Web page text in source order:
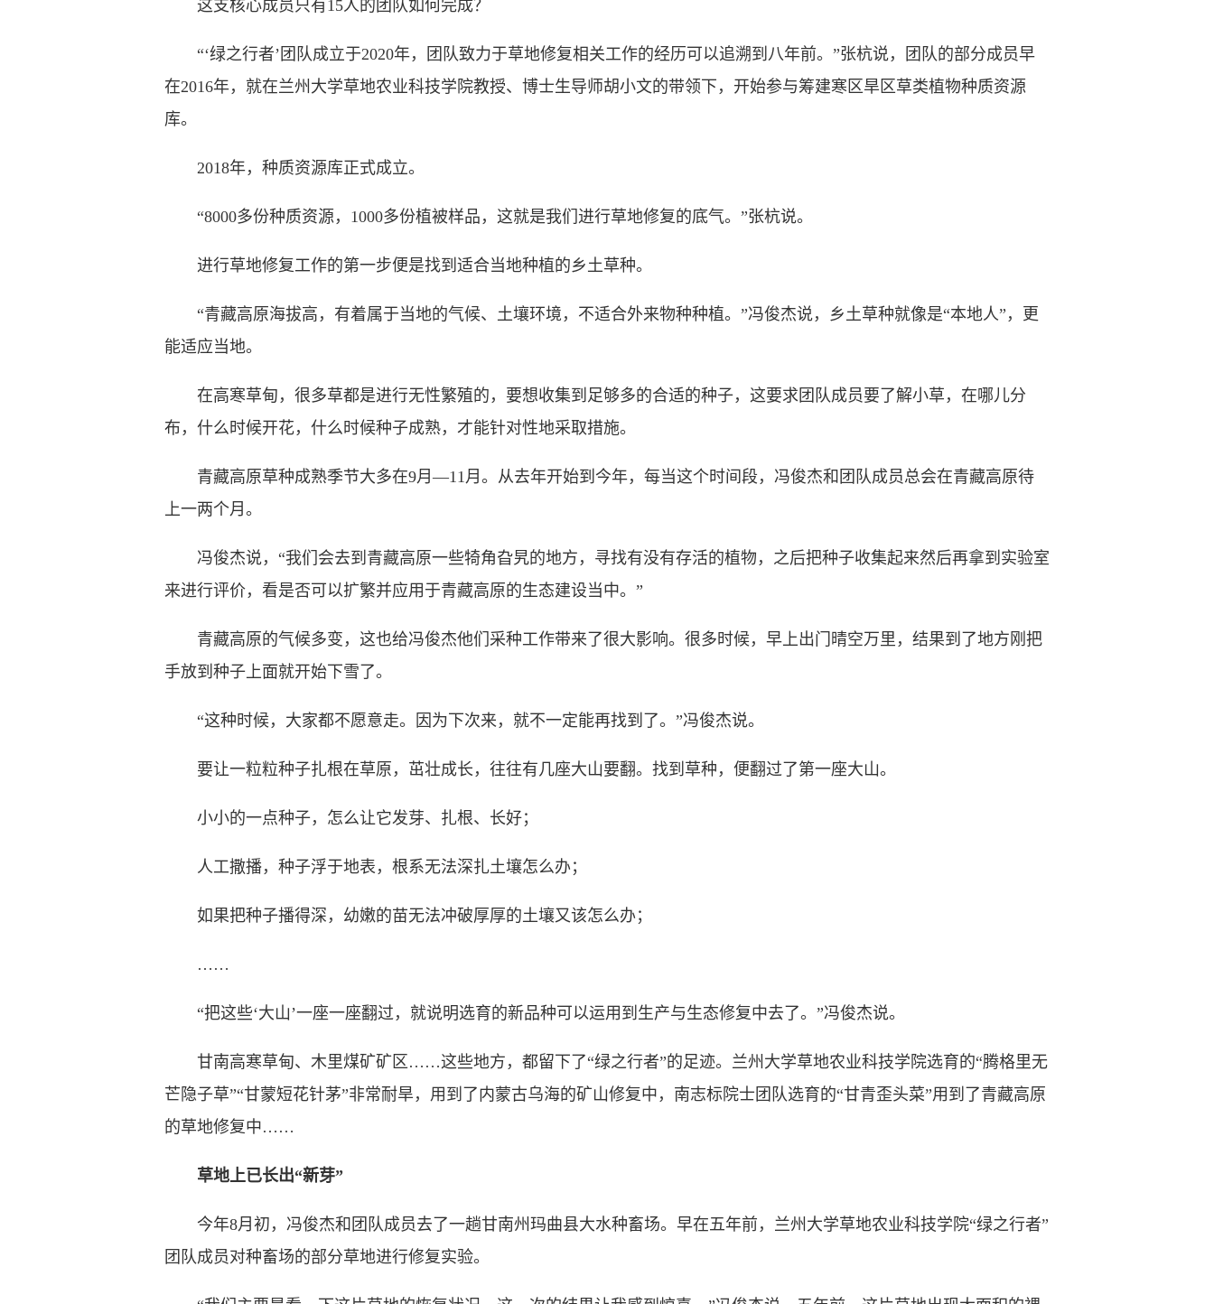
这支核心成员只有15人的团队如何完成？
“‘绿之行者’团队成立于2020年，团队致力于草地修复相关工作的经历可以追溯到八年前。”张杭说，团队的部分成员早
在2016年，就在兰州大学草地农业科技学院教授、博士生导师胡小文的带领下，开始参与筹建寒区旱区草类植物种质资源
库。
2018年，种质资源库正式成立。
“8000多份种质资源，1000多份植被样品，这就是我们进行草地修复的底气。”张杭说。
进行草地修复工作的第一步便是找到适合当地种植的乡土草种。
“青藏高原海拔高，有着属于当地的气候、土壤环境，不适合外来物种种植。”冯俊杰说，乡土草种就像是“本地人”，更
能适应当地。
在高寒草甸，很多草都是进行无性繁殖的，要想收集到足够多的合适的种子，这要求团队成员要了解小草，在哪儿分
布，什么时候开花，什么时候种子成熟，才能针对性地采取措施。
青藏高原草种成熟季节大多在9月—11月。从去年开始到今年，每当这个时间段，冯俊杰和团队成员总会在青藏高原待
上一两个月。
冯俊杰说，“我们会去到青藏高原一些犄角旮旯的地方，寻找有没有存活的植物，之后把种子收集起来然后再拿到实验室
来进行评价，看是否可以扩繁并应用于青藏高原的生态建设当中。”
青藏高原的气候多变，这也给冯俊杰他们采种工作带来了很大影响。很多时候，早上出门晴空万里，结果到了地方刚把
手放到种子上面就开始下雪了。
“这种时候，大家都不愿意走。因为下次来，就不一定能再找到了。”冯俊杰说。
要让一粒粒种子扎根在草原，茁壮成长，往往有几座大山要翻。找到草种，便翻过了第一座大山。
小小的一点种子，怎么让它发芽、扎根、长好；
人工撒播，种子浮于地表，根系无法深扎土壤怎么办；
如果把种子播得深，幼嫩的苗无法冲破厚厚的土壤又该怎么办；
……
“把这些‘大山’一座一座翻过，就说明选育的新品种可以运用到生产与生态修复中去了。”冯俊杰说。
甘南高寒草甸、木里煤矿矿区……这些地方，都留下了“绿之行者”的足迹。兰州大学草地农业科技学院选育的“腾格里无
芒隐子草”“甘蒙短花针茅”非常耐旱，用到了内蒙古乌海的矿山修复中，南志标院士团队选育的“甘青歪头菜”用到了青藏高原
的草地修复中……
草地上已长出“新芽”
今年8月初，冯俊杰和团队成员去了一趟甘南州玛曲县大水种畜场。早在五年前，兰州大学草地农业科技学院“绿之行者”
团队成员对种畜场的部分草地进行修复实验。